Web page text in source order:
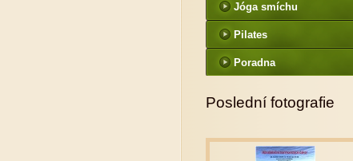
Jóga smíchu
Pilates
Poradna
Poslední fotografie